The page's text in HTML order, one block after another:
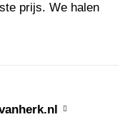
prijs. We halen